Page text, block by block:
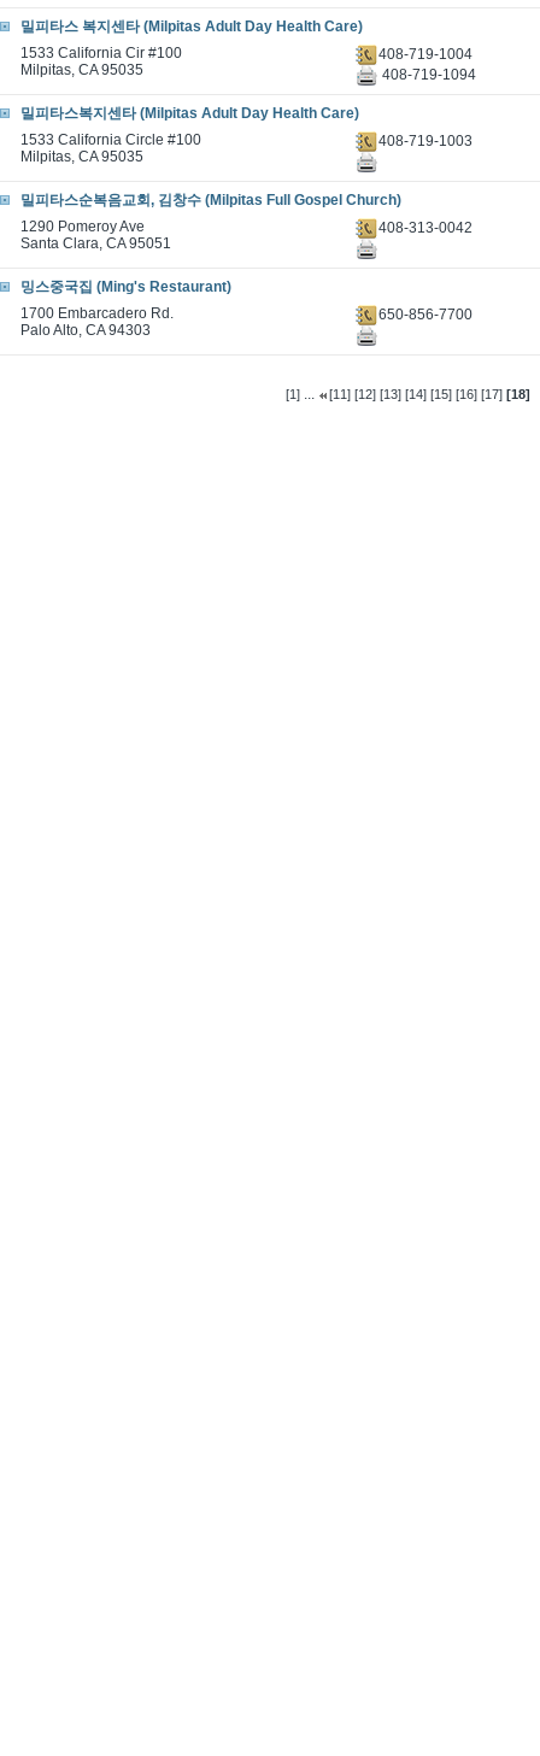
밀피타스 복지센타 (Milpitas Adult Day Health Care)
1533 California Cir #100
Milpitas, CA 95035
408-719-1004
408-719-1094
밀피타스복지센타 (Milpitas Adult Day Health Care)
1533 California Circle #100
Milpitas, CA 95035
408-719-1003
밀피타스순복음교회, 김창수 (Milpitas Full Gospel Church)
1290 Pomeroy Ave
Santa Clara, CA 95051
408-313-0042
밍스중국집 (Ming's Restaurant)
1700 Embarcadero Rd.
Palo Alto, CA 94303
650-856-7700
[1] ... [11] [12] [13] [14] [15] [16] [17] [18]